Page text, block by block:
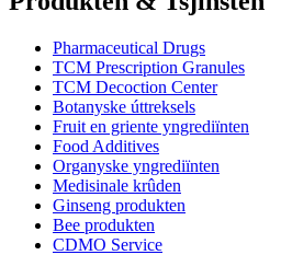
Pharmaceutical Drugs
TCM Prescription Granules
TCM Decoction Center
Botanyske úttreksels
Fruit en griente yngrediïnten
Food Additives
Organyske yngrediïnten
Medisinale krûden
Ginseng produkten
Bee produkten
CDMO Service